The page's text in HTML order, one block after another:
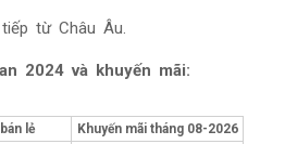
từ Châu Âu.
2024 và khuyến mãi:
lẻ Khuyến mãi tháng 08-2026